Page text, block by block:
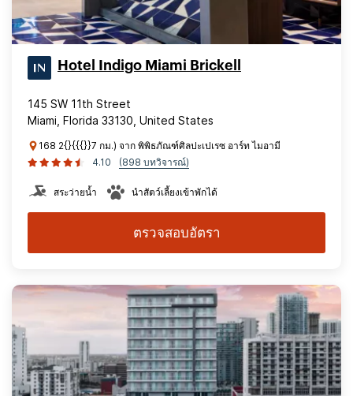
Hotel Indigo Miami Brickell
145 SW 11th Street
Miami, Florida 33130, United States
168 2{}{{{}}7 กม.) จาก พิพิธภัณฑ์ศิลปะเปเรซ อาร์ท ไมอามี
4.10
(898 บทวิจารณ์)
สระว่ายน้ำ นำสัตว์เลี้ยงเข้าพักได้
ตรวจสอบอัตรา